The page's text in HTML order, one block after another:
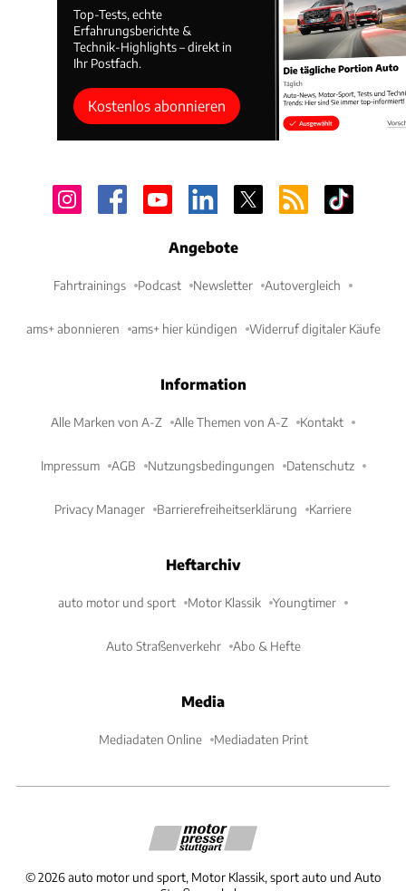
Top-Tests, echte
Erfahrungsberichte &
Technik-Highlights – direkt in
Ihr Postfach.
Kostenlos abonnieren
Angebote
Fahrtrainings Podcast Newsletter Autovergleich
ams+ abonnieren ams+ hier kündigen Widerruf digitaler Käufe
Information
Alle Marken von A-Z Alle Themen von A-Z Kontakt
Impressum AGB Nutzungsbedingungen Datenschutz
Privacy Manager Barrierefreiheitserklärung Karriere
Heftarchiv
auto motor und sport Motor Klassik Youngtimer
Auto Straßenverkehr Abo & Hefte
Media
Mediadaten Online Mediadaten Print
©2026 auto motor und sport, Motor Klassik, sport auto und Auto